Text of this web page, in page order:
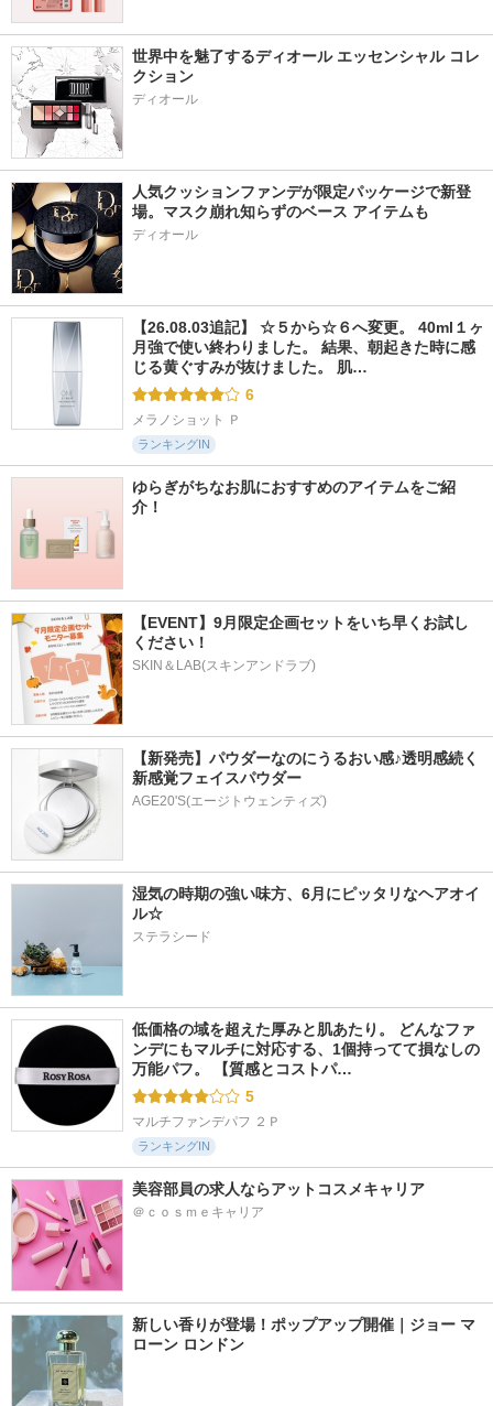
世界中を魅了するディオール エッセンシャル コレ
クション
ディオール
人気クッションファンデが限定パッケージで新登
場。マスク崩れ知らずのベース アイテムも
ディオール
【26.08.03追記】 ☆５から☆６へ変更。 40ml１ヶ
月強で使い終わりました。 結果、朝起きた時に感
じる黄ぐすみが抜けました。 肌…
6
メラノショット Ｐ
ランキングIN
ゆらぎがちなお肌におすすめのアイテムをご紹
介！
【EVENT】9月限定企画セットをいち早くお試し
ください！
SKIN＆LAB(スキンアンドラブ)
【新発売】パウダーなのにうるおい感♪透明感続く
新感覚フェイスパウダー
AGE20'S(エージトウェンティズ)
湿気の時期の強い味方、6月にピッタリなヘアオイ
ル☆
ステラシード
低価格の域を超えた厚みと肌あたり。 どんなファ
ンデにもマルチに対応する、1個持ってて損なしの
万能パフ。 【質感とコストパ…
5
マルチファンデパフ ２Ｐ
ランキングIN
美容部員の求人ならアットコスメキャリア
＠ｃｏｓｍｅキャリア
新しい香りが登場！ポップアップ開催｜ジョー マ
ローン ロンドン